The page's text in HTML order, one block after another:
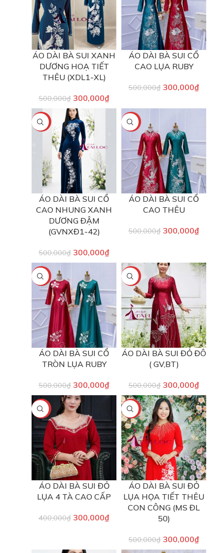
ÁO DÀI BÀ SUI XANH
DƯƠNG HOẠ TIẾT
THÊU (XDL1-XL)
500,000₫ 300,000₫
ÁO DÀI BÀ SUI CỔ
CAO LỤA RUBY
500,000₫ 300,000₫
-40%
ÁO DÀI BÀ SUI CỔ
CAO NHUNG XANH
DƯƠNG ĐẬM
(GVNXĐ1-42)
500,000₫ 300,000₫
-40%
ÁO DÀI BÀ SUI CỔ
CAO THÊU
500,000₫ 300,000₫
-40%
ÁO DÀI BÀ SUI CỔ
TRÒN LỤA RUBY
500,000₫ 300,000₫
-40%
ÁO DÀI BÀ SUI ĐỎ ĐÔ
( GV,BT)
500,000₫ 300,000₫
-25%
ÁO DÀI BÀ SUI ĐỎ
LỤA 4 TÀ CAO CẤP
400,000₫ 300,000₫
-40%
ÁO DÀI BÀ SUI ĐỎ
LỤA HỌA TIẾT THÊU
CON CÔNG (MS ĐL
50)
500,000₫ 300,000₫